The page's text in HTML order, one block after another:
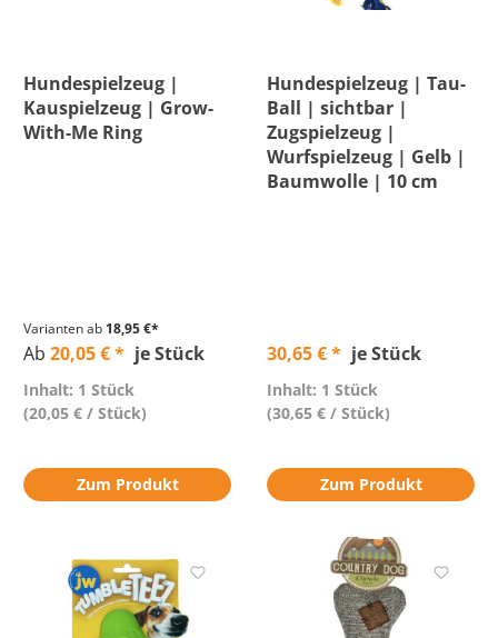
Brustumfang
Farbe
Form
Höhe
Hundespielzeug |
Kauspielzeug | Grow-
With-Me Ring
Varianten ab 18,95 €*
Ab 20,05 € * je Stück
Inhalt: 1 Stück
(20,05 € / Stück)
Zum Produkt
Hundespielzeug | Tau-
Ball | sichtbar |
Zugspielzeug |
Wurfspielzeug | Gelb |
Baumwolle | 10 cm
30,65 € * je Stück
Inhalt: 1 Stück
(30,65 € / Stück)
Zum Produkt